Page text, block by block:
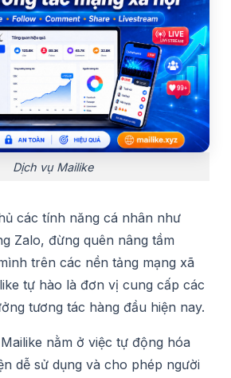
Dịch vụ Mailike
các tính năng cá nhân như
Zalo, đừng quên nâng tầm
trên các nền tảng mạng xã
tự hào là đơn vị cung cấp các
tương tác hàng đầu hiện nay.
nằm ở việc tự động hóa
dễ sử dụng và cho phép người